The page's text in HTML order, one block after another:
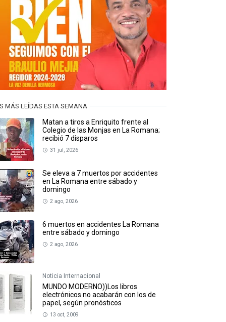
MÁS LEÍDAS ESTA SEMANA
Matan a tiros a Enriquito frente al
Colegio de las Monjas en La Romana;
recibió 7 disparos
31 jul, 2026
Se eleva a 7 muertos por accidentes
en La Romana entre sábado y
domingo
2 ago, 2026
6 muertos en accidentes La Romana
entre sábado y domingo
2 ago, 2026
Noticia Internacional
MUNDO MODERNO))Los libros
electrónicos no acabarán con los de
papel, según pronósticos
13 oct, 2009